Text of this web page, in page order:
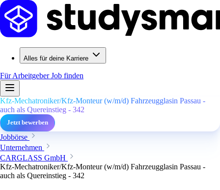
Alles für deine Karriere
Für ArbeitgeberJob finden
Kfz-Mechatroniker/Kfz-Monteur (w/m/d) Fahrzeugglasin Passau -
auch als Quereinstieg - 342
Jetzt bewerben
Jobbörse
Unternehmen
CARGLASS GmbH
Kfz-Mechatroniker/Kfz-Monteur (w/m/d) Fahrzeugglasin Passau -
auch als Quereinstieg - 342